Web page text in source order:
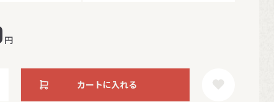
円
カートに入れる